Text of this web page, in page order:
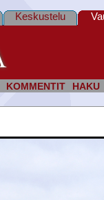
KOMMENTIT HAKU
Keskustelu